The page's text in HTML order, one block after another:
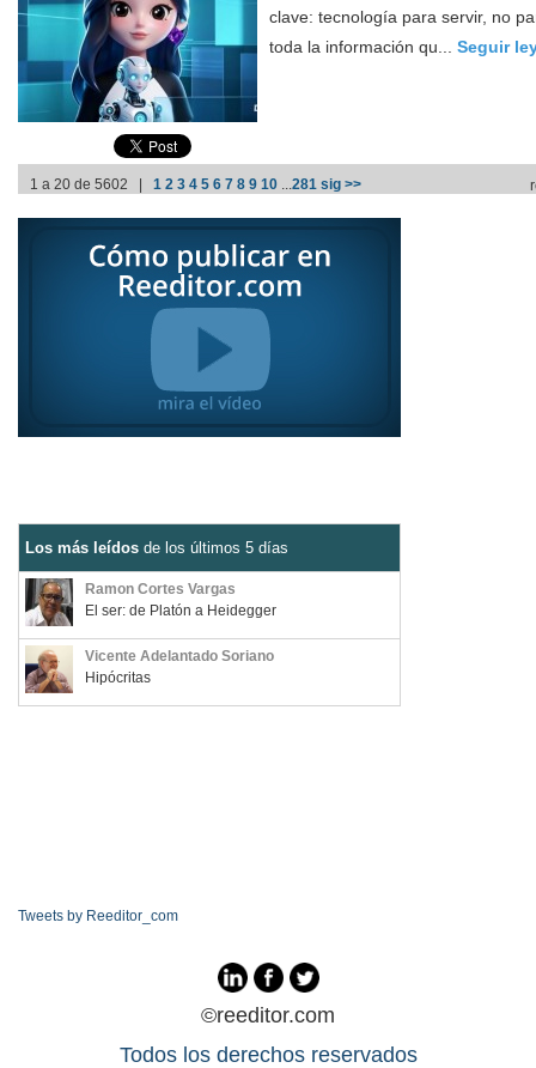
clave: tecnología para servir, no
toda la información qu... Seguir
1 a 20 de 5602 | 1 2 3 4 5 6 7 8 9 10 ...281 sig >>
Los más leídos de los últimos 5 días
Ramon Cortes Vargas
El ser: de Platón a Heidegger
Vicente Adelantado Soriano
Hipócritas
Tweets by Reeditor_com
©reeditor.com
Todos los derechos reservados